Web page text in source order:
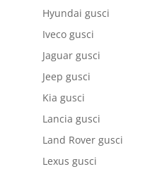
Hyundai gusci
Iveco gusci
Jaguar gusci
Jeep gusci
Kia gusci
Lancia gusci
Land Rover gusci
Lexus gusci